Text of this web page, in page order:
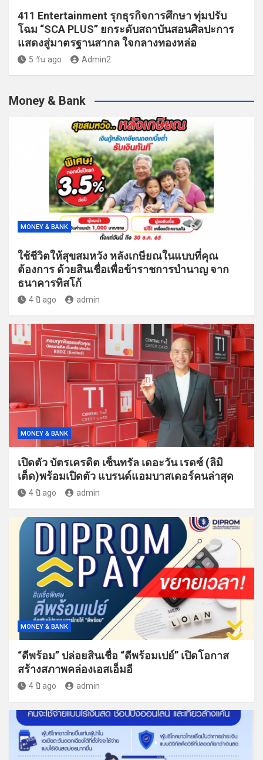
411 Entertainment รุกธุรกิจการศึกษา ทุ่มปรับ
โฉม “SCA PLUS” ยกระดับสถาบันสอนศิลปะการ
แสดงสู่มาตรฐานสากล ใจกลางทองหล่อ
5 วัน ago Admin2
Money & Bank
MONEY & BANK
ใช้ชีวิตให้สุขสมหวัง หลังเกษียณในแบบที่คุณ
ต้องการ ด้วยสินเชื่อเพื่อข้าราชการบำนาญ จาก
ธนาคารทิสโก้
4 ปี ago admin
MONEY & BANK
เปิดตัว บัตรเครดิต เซ็นทรัล เดอะวัน เรดซ์ (ลิมิ
เต็ด)พร้อมเปิดตัว แบรนด์แอมบาสเดอร์คนล่าสุด
4 ปี ago admin
MONEY & BANK
“ดีพร้อม” ปล่อยสินเชื่อ “ดีพร้อมเปย์” เปิดโอกาส
สร้างสภาพคล่องเอสเอ็มอี
4 ปี ago admin